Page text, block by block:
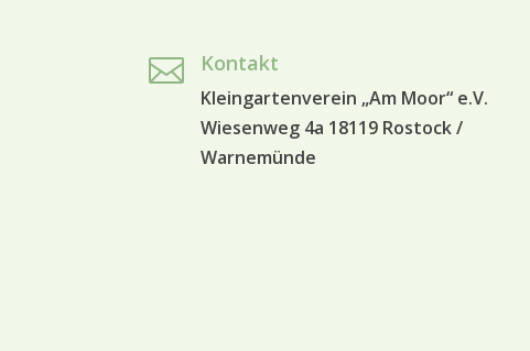
 Kontakt
Kleingartenverein „Am Moor“ e.V.
Wiesenweg 4a 18119 Rostock /
Warnemünde